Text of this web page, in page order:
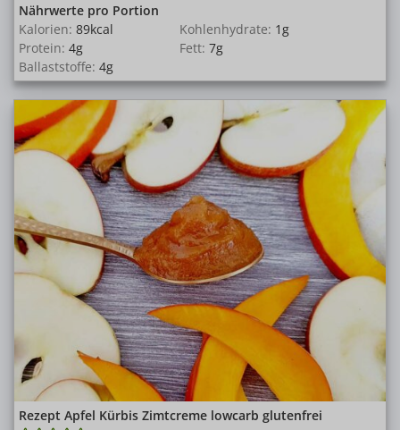
Nährwerte pro Portion
Kalorien: 89kcal Kohlenhydrate: 1g
Protein: 4g Fett: 7g
Ballaststoffe: 4g
Rezept Apfel Kürbis Zimtcreme lowcarb glutenfrei